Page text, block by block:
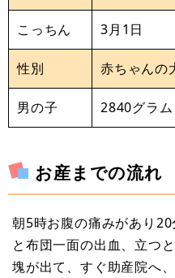
こっちん 3月1日
性別 赤ちゃんの
男の子 2840グラム
お産までの流れ
朝5時お腹の痛みがあり
と布団一面の出血、立つ
塊が出て、すぐ助産院へ